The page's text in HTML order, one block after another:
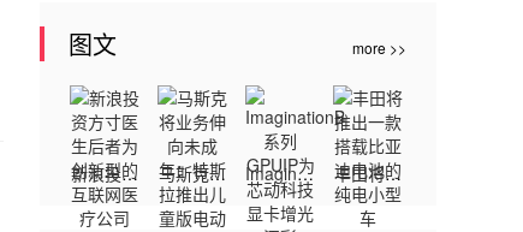
图文 more >>
新浪投资
方寸医生
马斯克将
业务伸向
Imaginati
onB系列
丰田将推
出一款搭